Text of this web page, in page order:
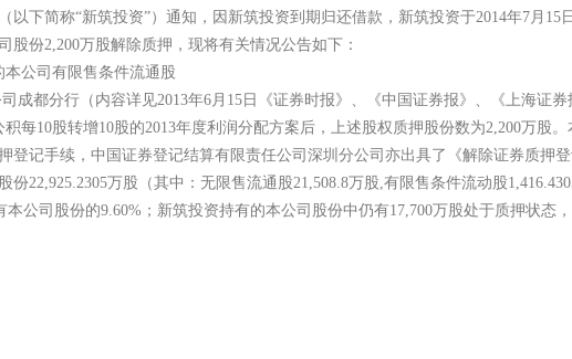
（以下简称“新筑投资”）通知，因新筑投资到期归还借款，新筑投资于
股份2,200万股解除质押，现将有关情况公告如下：
有的本公司有限售条件流通股
成都分行（内容详见2013年6月15日《证券时报》、《中国证券报》、《上海证
每10股转增10股的2013年度利润分配方案后，上述股权质押股份数为2,200万股
登记手续，中国证券登记结算有限责任公司深圳分公司亦出具了《解除证券质押
22,925.2305万股（其中：无限售流通股21,508.8万股,有限售条件流动股
本公司股份的9.60%；新筑投资持有的本公司股份中仍有17,700万股处于质押